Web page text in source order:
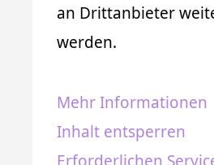
an Drittanbieter
werden.
Mehr Informationen
Inhalt entsperren
Erforderlichen